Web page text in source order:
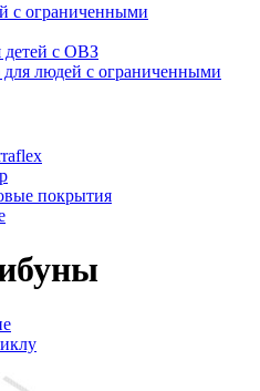
с ограниченными
детей с ОВЗ
для людей с ограниченными
покрытия